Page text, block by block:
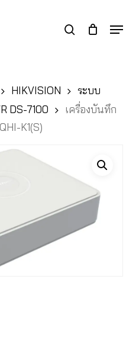
search Menu
HIKVISION
ระบบ
DS-7100
เครื่องบันทึก
K1(S)
Close